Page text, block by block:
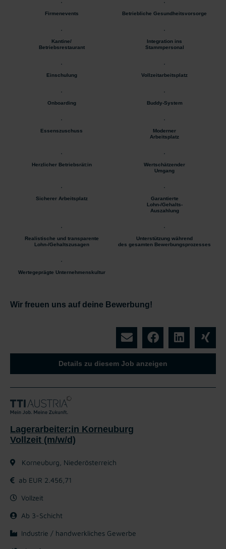
Firmenevents Betriebliche Gesundheitsvorsorge
Kantine/
Betriebsrestaurant
Integration ins
Stammpersonal
Einschulung Vollzeitarbeitsplatz
Onboarding Buddy-System
Essenszuschuss
Moderner
Arbeitsplatz
Herzlicher Betriebsrät:in
Wertschätzender
Umgang
Sicherer Arbeitsplatz
Garantierte
Lohn-/Gehalts-
Auszahlung
Realistische und transparente
Lohn-/Gehaltszusagen
Unterstützung während
des gesamten Bewerbungsprozesses
Wertegeprägte Unternehmenskultur
Wir freuen uns auf deine Bewerbung!
Details zu diesem Job anzeigen
Lagerarbeiter:in Korneuburg
Vollzeit (m/w/d)
Korneuburg, Niederösterreich
ab EUR 2.456,71
Vollzeit
Ab 3-Schicht
Industrie / handwerkliches Gewerbe